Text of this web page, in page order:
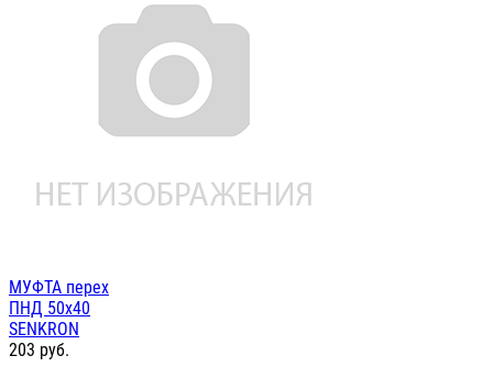
МУФТА перех
ПНД 50х40
SENKRON
203 руб.